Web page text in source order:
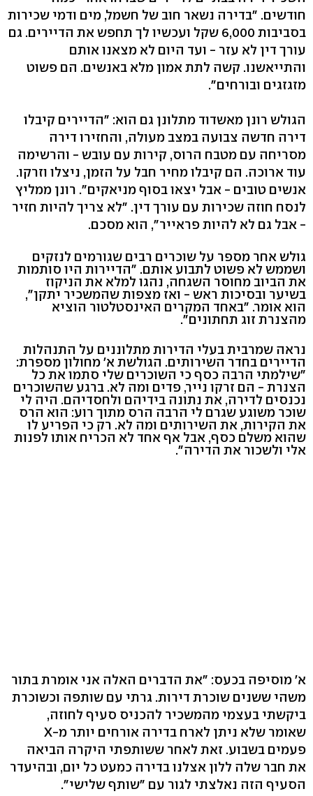
חודשים. "בדירה נשאר חוב של חשמל, מים ודמי שכירות
בסביבות 6,000 שקל ועכשיו לך תחפש את הדיירים. גם
עורך דין לא עזר - ועד היום לא מצאנו אותם
והתייאשנו. קשה לתת אמון מלא באנשים. הם פשוט
מזגזגים ובורחים".
הגולש רונן מאשדוד מתלונן גם הוא: "הדיירים קיבלו
דירה חדשה צבועה במצב מעולה, והחזירו דירה
מסריחה עם מטבח הרוס, קירות עם עובש - והרשימה
עוד ארוכה. הם קיבלו מחיר חבל על הזמן, ניצלו וזרקו.
אנשים טובים - אבל יצאו בסוף מניאקים". רונן ממליץ
לנסח חוזה שכירות עם עורך דין. "לא צריך להיות חזיר
- אבל גם לא להיות פראייר", הוא מסכם.
גולש אחר מספר על שוכרים רבים שגורמים לנזקים
ושממש לא פשוט לתבוע אותם. "הדיירות היו סותמות
את הביוב מחוסר השגחה, נהגו למלא את הניקוז
בשיער ובסיכות ראש - ואז מצפות שהמשכיר יתקן",
הוא אומר. "באחד המקרים האינסטלטור הוציא
מהצנרת זוג תחתונים".
נראה שמרבית בעלי הדירות מתלוננים על התנהלות
הדיירים בחדר השירותים. הגולשת א' מחולון מספרת:
"שילמתי הרבה כסף כי השוכרים שלי סתמו את כל
הצנרת - הם זרקו נייר, פדים ומה לא. ברגע שהשוכרים
נכנסים לדירה, את נתונה בידיהם ולחסדיהם. היה לי
שוכר משוגע שגרם לי הרבה הרס מתוך רוע: הוא הרס
את הקירות, את השירותים ומה לא. רק כי הפריע לו
שהוא משלם כסף, אבל אף אחד לא הכריח אותו לפנות
אלי ולשכור את הדירה".
א' מוסיפה בכעס: "את הדברים האלה אני אומרת בתור
משהי ששנים שוכרת דירות. גרתי עם שותפה וכשוכרת
ביקשתי בעצמי מהמשכיר להכניס סעיף לחוזה,
שאומר שלא ניתן לארח בדירה אורחים יותר מ-X
פעמים בשבוע. זאת לאחר ששותפתי היקרה הביאה
את חבר שלה ללון אצלנו בדירה כמעט כל יום, ובהיעדר
הסעיף הזה נאלצתי לגור עם "שותף שלישי".